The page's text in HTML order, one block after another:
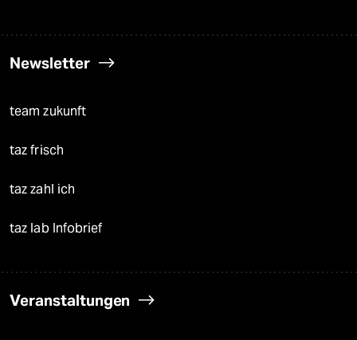
Newsletter
team zukunft
taz frisch
taz zahl ich
taz lab Infobrief
Veranstaltungen